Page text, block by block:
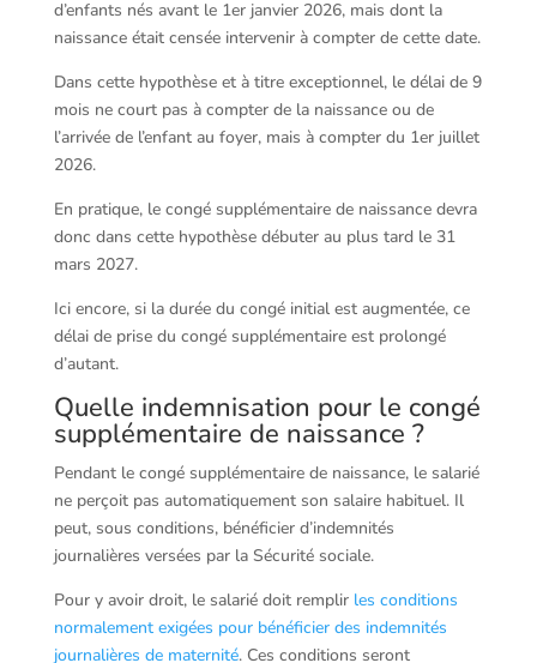
d’enfants nés avant le 1er janvier 2026, mais dont la
naissance était censée intervenir à compter de cette date.
Dans cette hypothèse et à titre exceptionnel, le délai de 9
mois ne court pas à compter de la naissance ou de
l’arrivée de l’enfant au foyer, mais à compter du 1er juillet
2026.
En pratique, le congé supplémentaire de naissance devra
donc dans cette hypothèse débuter au plus tard le 31
mars 2027.
Ici encore, si la durée du congé initial est augmentée, ce
délai de prise du congé supplémentaire est prolongé
d’autant.
Quelle indemnisation pour le congé
supplémentaire de naissance ?
Pendant le congé supplémentaire de naissance, le salarié
ne perçoit pas automatiquement son salaire habituel. Il
peut, sous conditions, bénéficier d’indemnités
journalières versées par la Sécurité sociale.
Pour y avoir droit, le salarié doit remplir les conditions
normalement exigées pour bénéficier des indemnités
journalières de maternité. Ces conditions seront